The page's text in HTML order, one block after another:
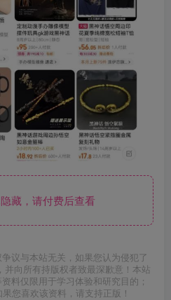
藏，请付费后查看
议与本站无关，如果您认为侵犯了
向所有持版权者致最深歉意！本站
料仅限用于学习体验和研究目的；
您喜欢该资料，请支持正版！